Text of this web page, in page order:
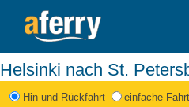
Helsinki nach St.
Hin und Rückfahrt einfache Fahrt